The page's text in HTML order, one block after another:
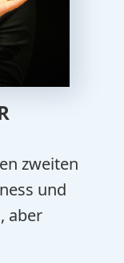
zweiten
und
aber